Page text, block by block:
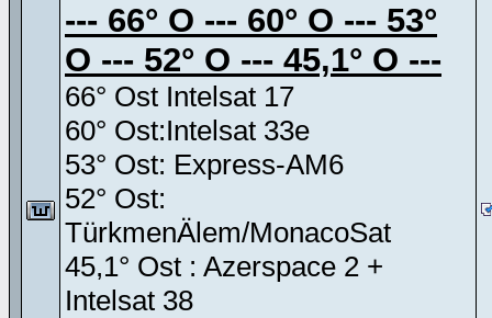
--- 66° O --- 60° O --- 53°
O --- 52° O --- 45,1° O ---
66° Ost Intelsat 17
60° Ost:Intelsat 33e
53° Ost: Express-AM6
52° Ost:
TürkmenÄlem/MonacoSat
45,1° Ost : Azerspace 2 +
Intelsat 38